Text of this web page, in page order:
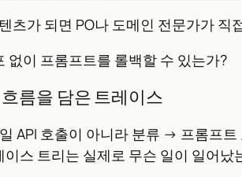
츠가 되면 PO나 도메인 전문가가
없이 프롬프트를 롤백할 수 있는가?
름을 담은 트레이스
API 호출이 아니라 분류 → 프롬프
이스 트리는 실제로 무슨 일이 일어났